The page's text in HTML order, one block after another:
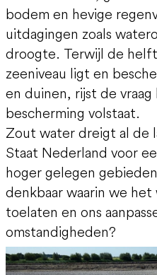
bodem en hevige
uitdagingen zoals
droogte. Terwijl de
zeeniveau ligt en
en duinen, rijst de vraag
bescherming volstaat.
Zout water dreigt al de
Staat Nederland voor
hoger gelegen
denkbaar waarin we
toelaten en ons
omstandigheden?